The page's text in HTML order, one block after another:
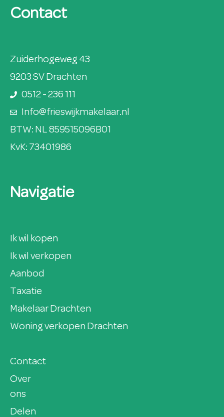
Contact
Zuiderhogeweg 43
9203 SV Drachten
0512 - 236 111
Info@frieswijkmakelaar.nl
BTW: NL 859515096B01
KvK: 73401986
Navigatie
Ik wil kopen
Ik wil verkopen
Aanbod
Taxatie
Makelaar Drachten
Woning verkopen Drachten
Contact
Over
ons
Delen